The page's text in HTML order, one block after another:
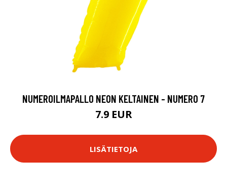
NUMEROILMAPALLO NEON KELTAINEN - NUMERO 7
7.9 EUR
LISÄTIETOJA